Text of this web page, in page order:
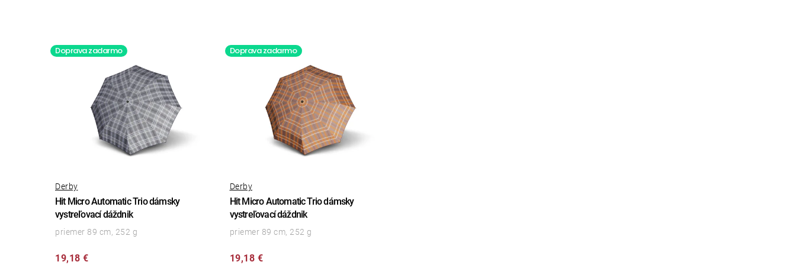
Doprava zadarmo
Hit Micro Automatic Trio dámsky
vystreľovací dáždnik
Derby
19,18 €
priemer 89 cm, 252 g
Doprava zadarmo
Hit Micro Automatic Trio dámsky
vystreľovací dáždnik
Derby
19,18 €
priemer 89 cm, 252 g